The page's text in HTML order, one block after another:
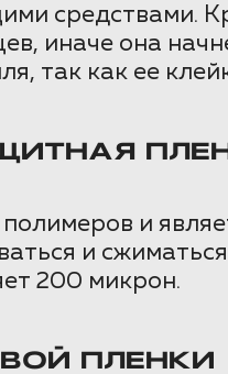
средствами.
иначе она
так как ее
полимеров и
и
200 микрон.
ПЛЕНКИ